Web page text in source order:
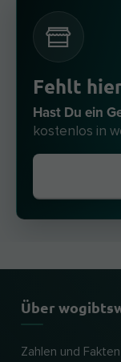
Fehlt
Hast Du ein
kostenlos in
Über
Zahlen und Fakten